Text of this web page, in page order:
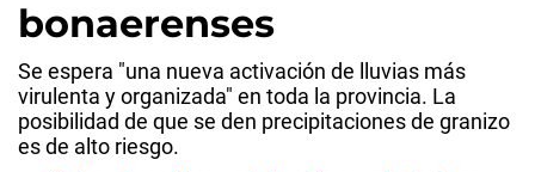
bonaerenses
Se espera "una nueva activación de lluvias más
virulenta y organizada" en toda la provincia. La
posibilidad de que se den precipitaciones de granizo
es de alto riesgo.